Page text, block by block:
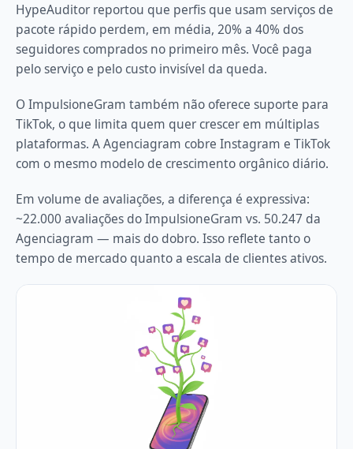
HypeAuditor reportou que perfis que usam serviços de
pacote rápido perdem, em média, 20% a 40% dos
seguidores comprados no primeiro mês. Você paga
pelo serviço e pelo custo invisível da queda.
O ImpulsioneGram também não oferece suporte para
TikTok, o que limita quem quer crescer em múltiplas
plataformas. A Agenciagram cobre Instagram e TikTok
com o mesmo modelo de crescimento orgânico diário.
Em volume de avaliações, a diferença é expressiva:
~22.000 avaliações do ImpulsioneGram vs. 50.247 da
Agenciagram — mais do dobro. Isso reflete tanto o
tempo de mercado quanto a escala de clientes ativos.